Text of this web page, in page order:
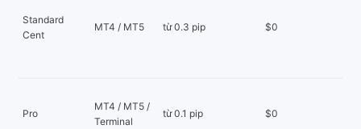
Standard
Cent
MT4 / MT5 từ 0.3 pip $0
Pro
MT4 / MT5 /
Terminal
từ 0.1 pip $0